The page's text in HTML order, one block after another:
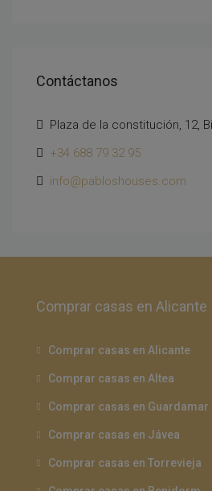
Contáctanos
Plaza de la constitución, 12,
+34 688 79 32 95
info@pabloshouses.com
Comprar casas en Alicante
Comprar casas en Alicante
Comprar casas en Altea
Comprar casas en Guardamar
Comprar casas en Jávea
Comprar casas en Torrevieja